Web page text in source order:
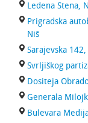
Ledena Stena,
Prigradska
Niš
Sarajevska
Svrljiškog
Dositeja
Generala
Bulevara